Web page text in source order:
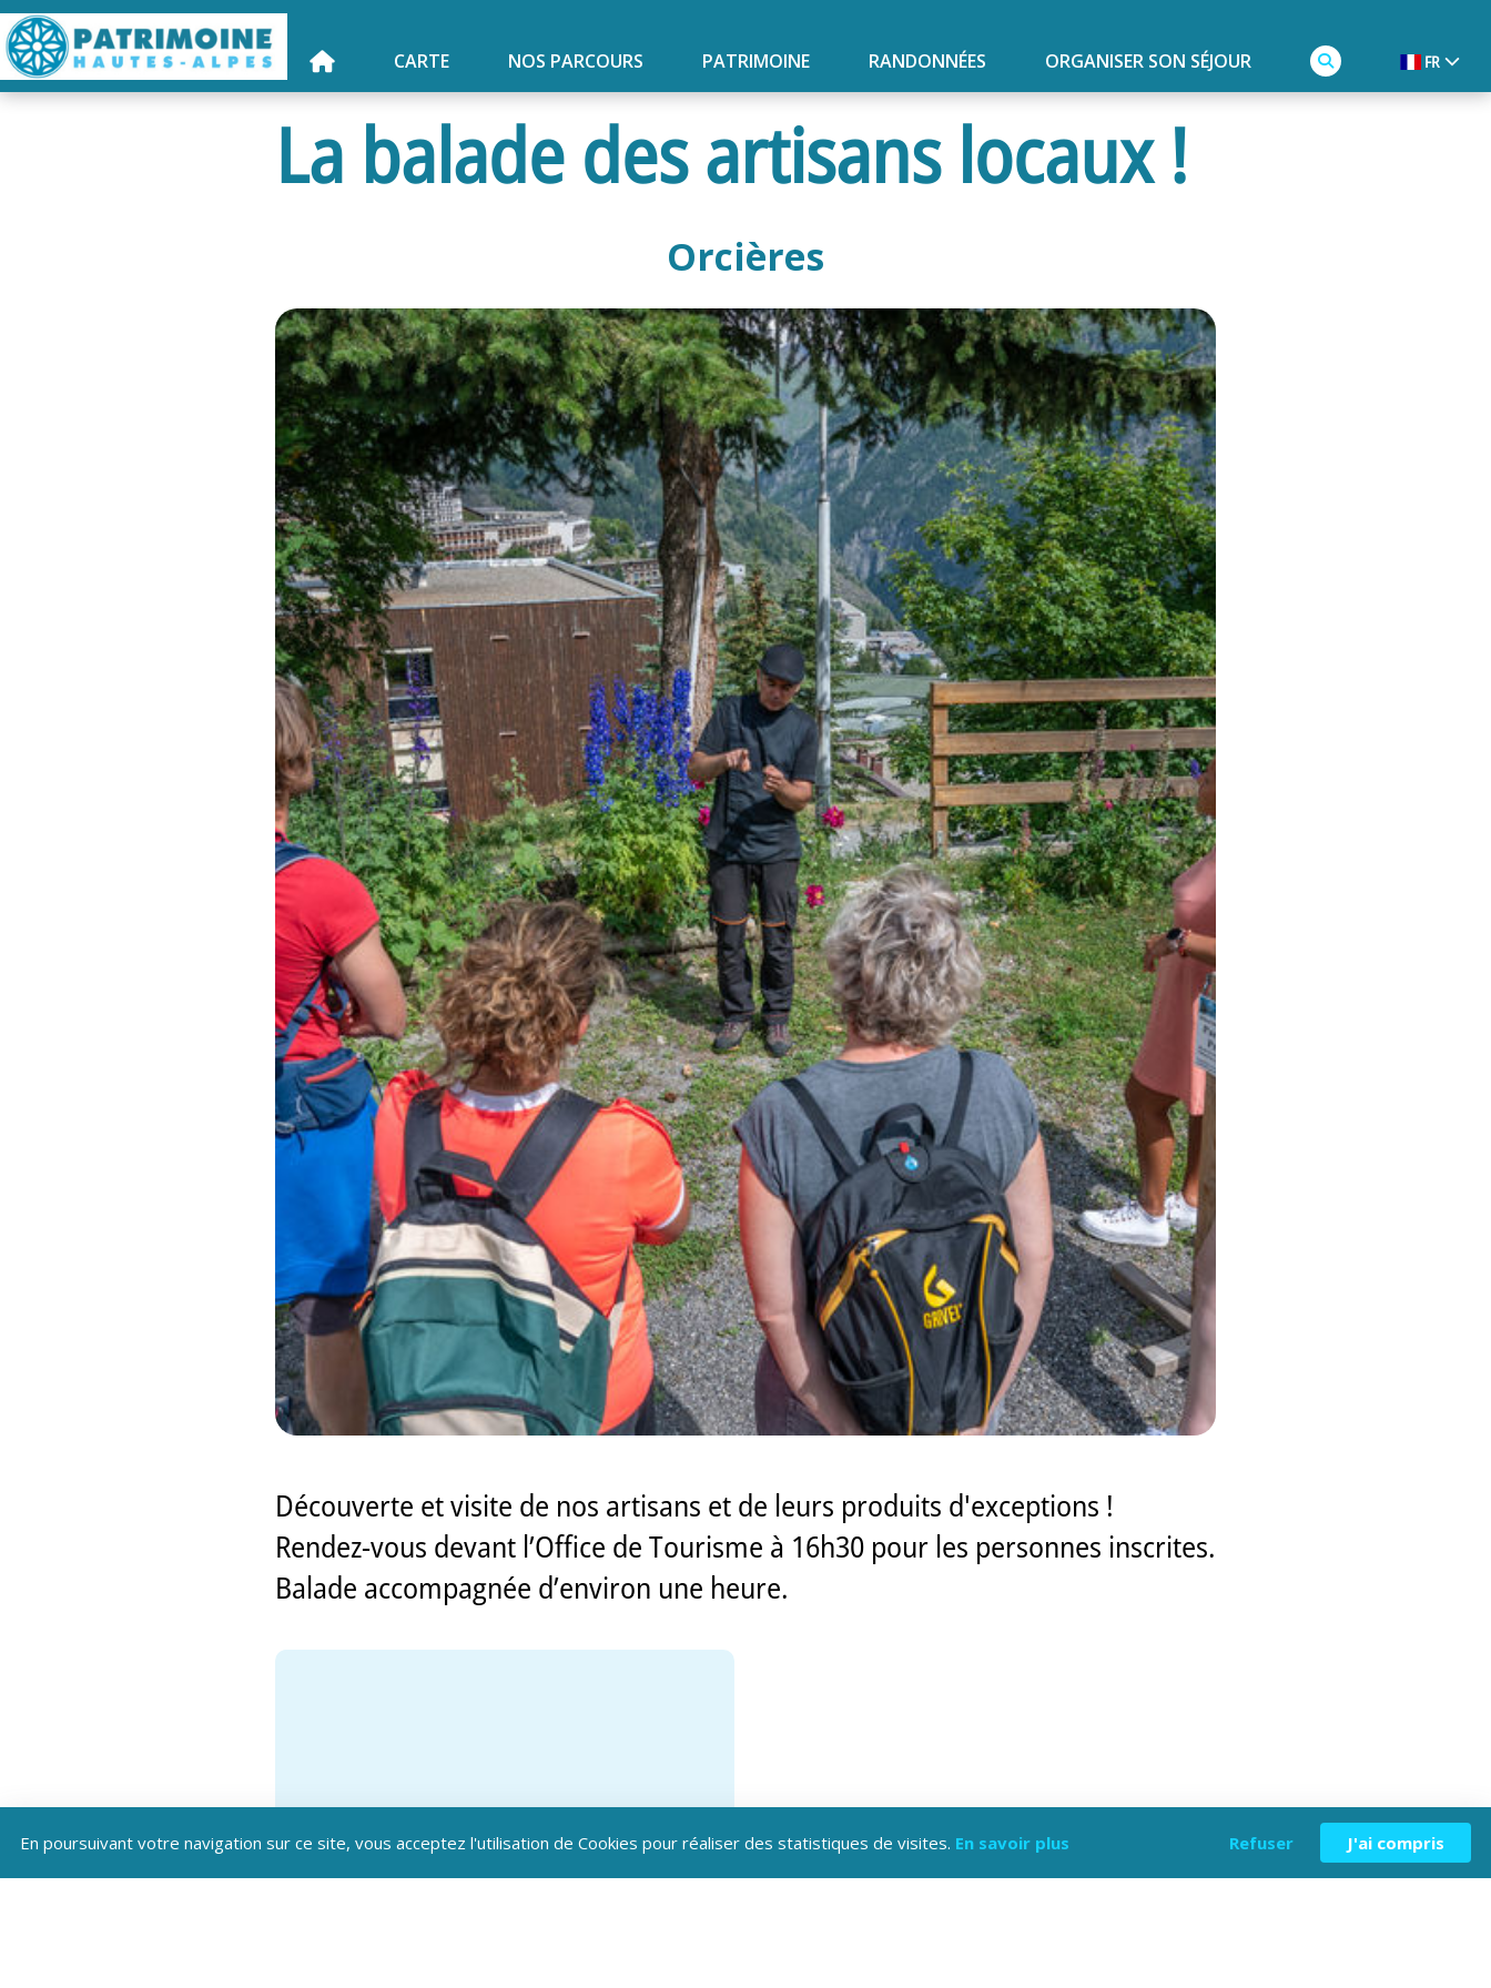
CARTE NOS PARCOURS PATRIMOINE RANDONNÉES ORGANISER SON SÉJOUR FR
La balade des artisans locaux !
Orcières
Découverte et visite de nos artisans et de leurs produits d'exceptions !
Rendez-vous devant l’Office de Tourisme à 16h30 pour les personnes inscrites.
Balade accompagnée d’environ une heure.
En poursuivant votre navigation sur ce site, vous acceptez l'utilisation de Cookies pour réaliser des statistiques de visites. En savoir plus Refuser J'ai compris